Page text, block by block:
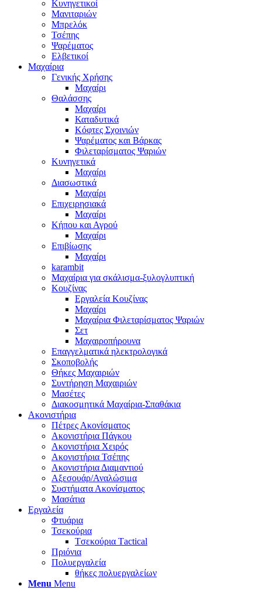
Κυνηγετικοί
Μανιταριών
Μπρελόκ
Τσέπης
Ψαρέματος
Ελβετικοί
Μαχαίρια
Γενικής Χρήσης
Μαχαίρι
Θαλάσσης
Μαχαίρι
Καταδυτικά
Κόφτες Σχοινιών
Ψαρέματος και Βάρκας
Φιλεταρίσματος Ψαριών
Κυνηγετικά
Μαχαίρι
Διασωστικά
Μαχαίρι
Επιχειρησιακά
Μαχαίρι
Κήπου και Αγρού
Μαχαίρι
Επιβίωσης
Μαχαίρι
karambit
Μαχαίρια για σκάλισμα-ξυλογλυπτική
Κουζίνας
Εργαλεία Κουζίνας
Μαχαίρι
Μαχαίρια Φιλεταρίσματος Ψαριών
Σετ
Μαχαιροπήρουνα
Επαγγελματικά ηλεκτρολογικά
Σκοποβολής
Θήκες Μαχαιριών
Συντήρηση Μαχαιριών
Μασέτες
Διακοσμητικά Μαχαίρια-Σπαθάκια
Ακονιστήρια
Πέτρες Ακονίσματος
Ακονιστήρια Πάγκου
Ακονιστήρια Χειρός
Ακονιστήρια Τσέπης
Ακονιστήρια Διαμαντιού
Αξεσουάρ/Αναλώσιμα
Συστήματα Ακονίσματος
Μασάτια
Εργαλεία
Φτυάρια
Τσεκούρια
Tσεκούρια Τactical
Πριόνια
Πολυεργαλεία
θήκες πολυεργαλείων
Menu Menu